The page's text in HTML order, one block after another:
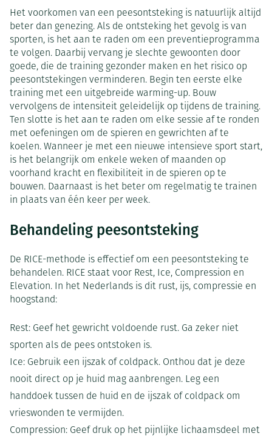
Het voorkomen van een peesontsteking is natuurlijk altijd
beter dan genezing. Als de ontsteking het gevolg is van
sporten, is het aan te raden om een preventieprogramma
te volgen. Daarbij vervang je slechte gewoonten door
goede, die de training gezonder maken en het risico op
peesontstekingen verminderen. Begin ten eerste elke
training met een uitgebreide warming-up. Bouw
vervolgens de intensiteit geleidelijk op tijdens de training.
Ten slotte is het aan te raden om elke sessie af te ronden
met oefeningen om de spieren en gewrichten af te
koelen. Wanneer je met een nieuwe intensieve sport start,
is het belangrijk om enkele weken of maanden op
voorhand kracht en flexibiliteit in de spieren op te
bouwen. Daarnaast is het beter om regelmatig te trainen
in plaats van één keer per week.
Behandeling peesontsteking
De RICE-methode is effectief om een peesontsteking te
behandelen. RICE staat voor Rest, Ice, Compression en
Elevation. In het Nederlands is dit rust, ijs, compressie en
hoogstand:
Rest: Geef het gewricht voldoende rust. Ga zeker niet
sporten als de pees ontstoken is.
Ice: Gebruik een ijszak of coldpack. Onthou dat je deze
nooit direct op je huid mag aanbrengen. Leg een
handdoek tussen de huid en de ijszak of coldpack om
vrieswonden te vermijden.
Compression: Geef druk op het pijnlijke lichaamsdeel met